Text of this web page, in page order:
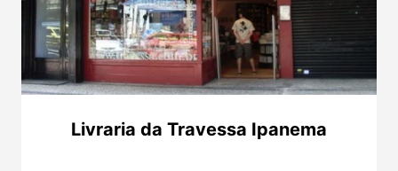
Livraria da Travessa Ipanema